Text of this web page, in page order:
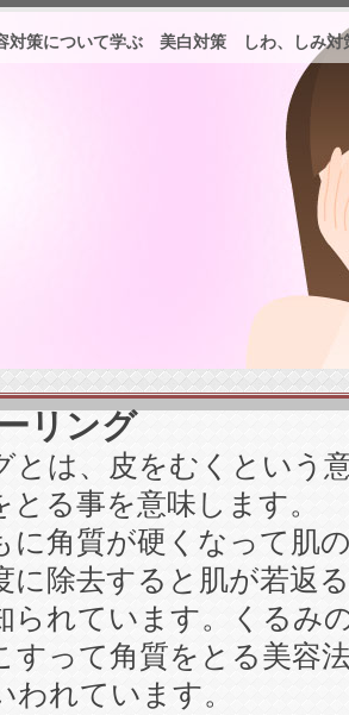
対策について学ぶ 美白対策 しわ、しみ
リング
とは、皮をむくという
とる事を意味します。
に角質が硬くなって肌
に除去すると肌が若返
られています。くるみ
すって角質をとる美容
われています。